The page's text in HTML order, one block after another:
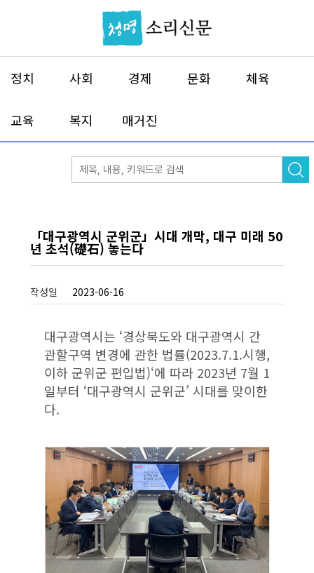
정치 사회 경제 문화 체육
교육 복지 매거진
「대구광역시 군위군」시대 개막, 대구 미래 50
년 초석(礎石) 놓는다
작성일 2023-06-16
대구광역시는 ‘경상북도와 대구광역시 간
관할구역 변경에 관한 법률(2023.7.1.시행,
이하 군위군 편입법)‘에 따라 2023년 7월 1
일부터 ‘대구광역시 군위군’ 시대를 맞이한
다.